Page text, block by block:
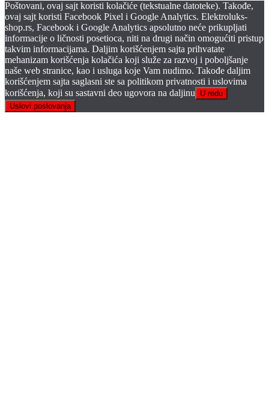
Poštovani, ovaj sajt koristi kolačiće (tekstualne datoteke). Takođe,
ovaj sajt koristi Facebook Pixel i Google Analytics. Elektroluks-
shop.rs, Facebook i Google Analytics apsolutno neće prikupljati
informacije o ličnosti posetioca, niti na drugi način omogućiti pristup
takvim informacijama. Daljim korišćenjem sajta prihvatate
mehanizam korišćenja kolačića koji služe za razvoj i poboljšanje
naše web stranice, kao i usluga koje Vam nudimo. Takođe daljim
korišćenjem sajta saglasni ste sa politikom privatnosti i uslovima
korišćenja, koji su sastavni deo ugovora na daljinu
U redu
Uslovi poslovanja